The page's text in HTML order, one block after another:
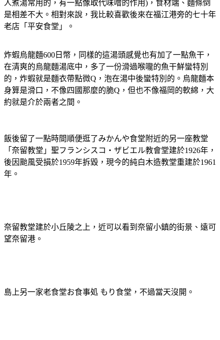
人煮湯常用的，有一點像取代味噌的作用)，食材端、麵條倒
是相差不大。相對來說，我比較喜歡後來在福江港旁的七十年
老店「平安食堂」。
炸蝦烏龍麵600日幣，同樣的這湯頭感覺也有加了一點魚干，
在清爽的烏龍麵湯底中，多了一份滑過喉嚨的魚干鮮蠻特別
的，炸蝦就是麵衣帶點微Q，泡在湯中後蠻特別的。烏龍麵本
身算是滑口，不像四國那麼的脆Q，但也不像福岡的軟綿，大
約就是介於兩者之間。
飯後留了一點時間順便逛了みかんや食堂附近的另一座教堂
「奈留教堂」聖フランシスコ・ザビエル教會堂建於1926年，
後因颱風受損於1959年拆毀，現今的純白木造教堂重建於1961
年。
奈留教堂建於小丘陵之上，近可以看到奈留小鎮的街景、遠可
望奈留港。
島上另一家老食堂お食事処 もり食堂，不過當天沒開。